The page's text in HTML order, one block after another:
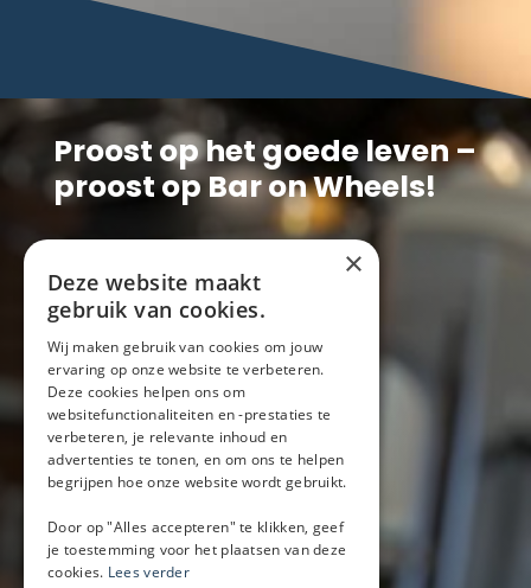
Proost op het goede leven –
proost op Bar on Wheels!
Bar on wheels
Pieter Goedkoopweg 16
2031 EL Haarlem
+31 (0)6-52335844
info@baronwheels.nl
Contact
×
Deze website maakt
gebruik van cookies.
Wij maken gebruik van cookies om jouw
ervaring op onze website te verbeteren.
Deze cookies helpen ons om
websitefunctionaliteiten en -prestaties te
verbeteren, je relevante inhoud en
advertenties te tonen, en om ons te helpen
begrijpen hoe onze website wordt gebruikt.
Door op "Alles accepteren" te klikken, geef
je toestemming voor het plaatsen van deze
cookies. Lees verder